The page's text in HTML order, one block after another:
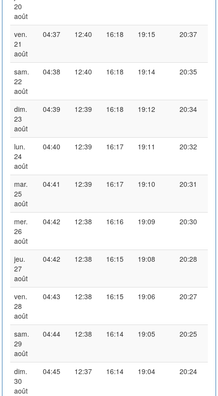
20
août
ven.
21
août
04:37 12:40 16:18 19:15 20:37
sam.
22
août
04:38 12:40 16:18 19:14 20:35
dim.
23
août
04:39 12:39 16:18 19:12 20:34
lun.
24
août
04:40 12:39 16:17 19:11 20:32
mar.
25
août
04:41 12:39 16:17 19:10 20:31
mer.
26
août
04:42 12:38 16:16 19:09 20:30
jeu.
27
août
04:42 12:38 16:15 19:08 20:28
ven.
28
août
04:43 12:38 16:15 19:06 20:27
sam.
29
août
04:44 12:38 16:14 19:05 20:25
dim.
30
août
04:45 12:37 16:14 19:04 20:24